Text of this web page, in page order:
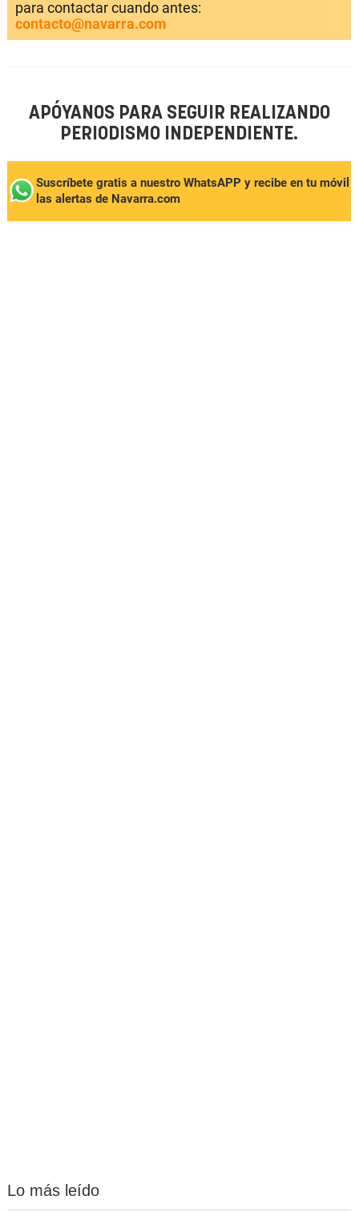
para contactar cuando antes:
contacto@navarra.com
APÓYANOS PARA SEGUIR REALIZANDO
PERIODISMO INDEPENDIENTE.
Suscríbete gratis a nuestro WhatsAPP y recibe en tu móvil
las alertas de Navarra.com
Lo más leído